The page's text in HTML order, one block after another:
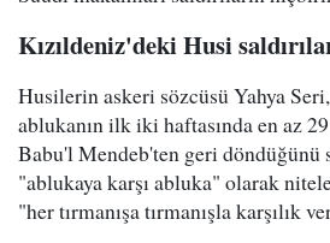
Kızıldeniz'deki Husi
Husilerin askeri sözcüsü Yahya
ablukanın ilk iki haftasında en az
Babu'l Mendeb'ten geri döndüğünü
"ablukaya karşı abluka" olarak
"her tırmanışa tırmanışla karşılık